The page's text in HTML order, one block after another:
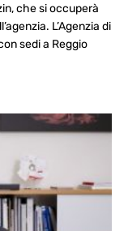
che si occuperà
L’Agenzia di
sedi a Reggio